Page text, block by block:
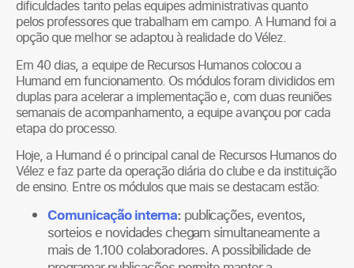
dificuldades tanto pelas equipes administrativas quanto
pelos professores que trabalham em campo. A Humand foi a
opção que melhor se adaptou à realidade do Vélez.
Em 40 dias, a equipe de Recursos Humanos colocou a
Humand em funcionamento. Os módulos foram divididos em
duplas para acelerar a implementação e, com duas reuniões
semanais de acompanhamento, a equipe avançou por cada
etapa do processo.
Hoje, a Humand é o principal canal de Recursos Humanos do
Vélez e faz parte da operação diária do clube e da instituição
de ensino. Entre os módulos que mais se destacam estão:
Comunicação interna:publicações, eventos,
sorteios e novidades chegam simultaneamente a
mais de 1.100 colaboradores. A possibilidade de